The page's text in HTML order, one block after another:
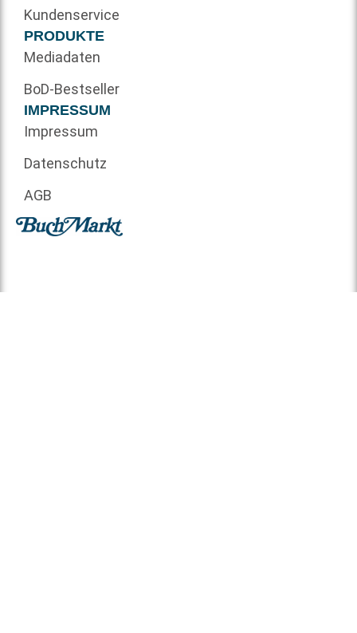
Kundenservice
PRODUKTE
Mediadaten
BoD-Bestseller
IMPRESSUM
Impressum
Datenschutz
AGB